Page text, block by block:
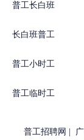
普工长白班
长白班普工
普工小时工
普工临时工
普工招聘网